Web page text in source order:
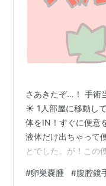
さあきたぞ…！ 手術
☀️ 1人部屋に移動し
体をIN！すぐに便意
液体だけ出ちゃって
とでした。が！この
師さんにその旨伝え
#卵巣嚢腫 #腹腔鏡